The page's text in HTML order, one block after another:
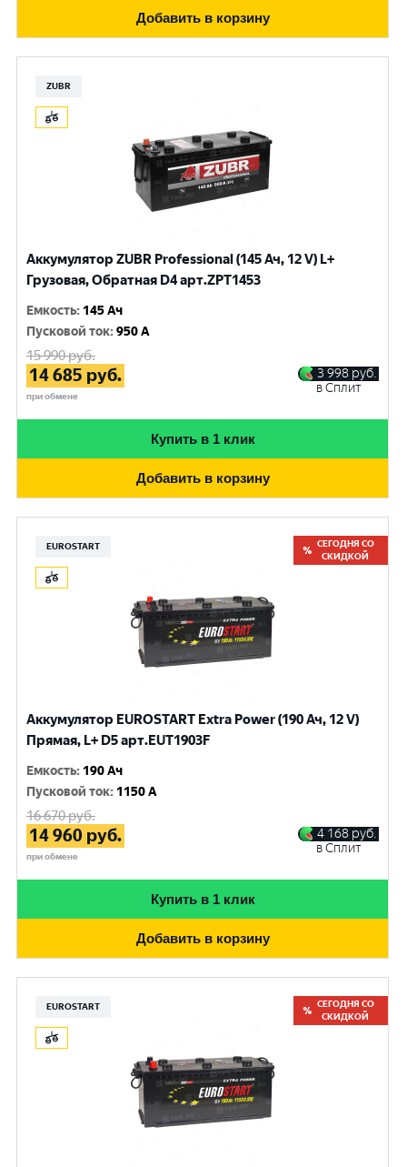
Добавить в корзину
ZUBR
Аккумулятор ZUBR Professional (145 Ач, 12 V) L+
Грузовая, Обратная D4 арт.ZPT1453
Емкость: 145 Ач
Пусковой ток:950 A
15 990руб.
14 685 руб.
при обмене
3 998 руб.
в Сплит
Купить в 1 клик
Добавить в корзину
EUROSTART
СЕГОДНЯ СО
СКИДКОЙ
Аккумулятор EUROSTART Extra Power (190 Ач, 12 V)
Прямая, L+ D5 арт.EUT1903F
Емкость: 190 Ач
Пусковой ток: 1150 A
16 670руб.
14 960 руб.
при обмене
4 168 руб.
в Сплит
Купить в 1 клик
Добавить в корзину
EUROSTART
СЕГОДНЯ СО
СКИДКОЙ